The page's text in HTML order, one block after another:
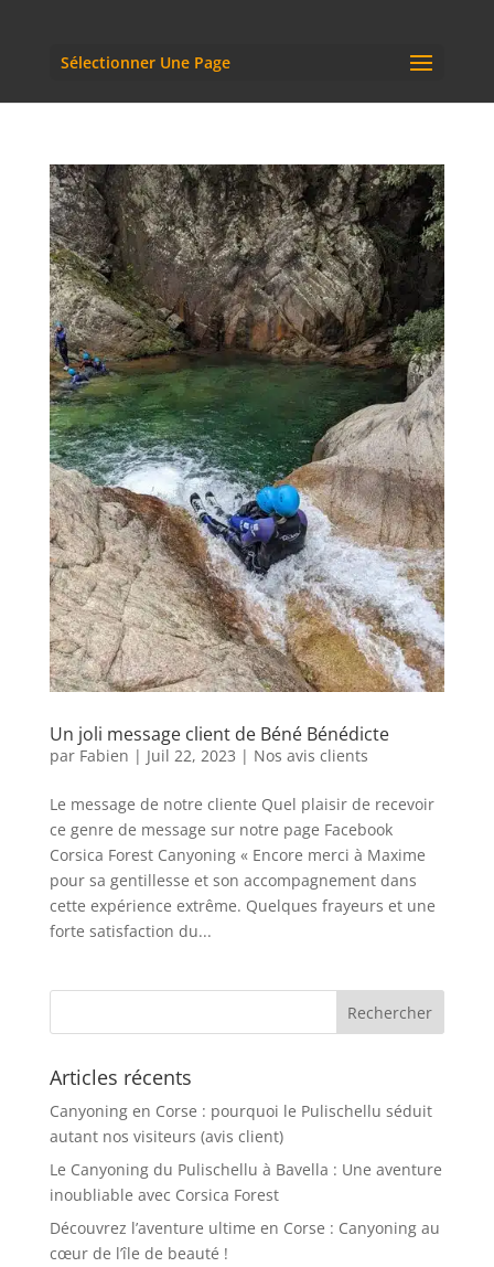
Sélectionner Une Page
Un joli message client de Béné Bénédicte
par Fabien | Juil 22, 2023 | Nos avis clients
Le message de notre cliente Quel plaisir de recevoir
ce genre de message sur notre page Facebook
Corsica Forest Canyoning « Encore merci à Maxime
pour sa gentillesse et son accompagnement dans
cette expérience extrême. Quelques frayeurs et une
forte satisfaction du...
Articles récents
Canyoning en Corse : pourquoi le Pulischellu séduit
autant nos visiteurs (avis client)
Le Canyoning du Pulischellu à Bavella : Une aventure
inoubliable avec Corsica Forest
Découvrez l’aventure ultime en Corse : Canyoning au
cœur de l’île de beauté !